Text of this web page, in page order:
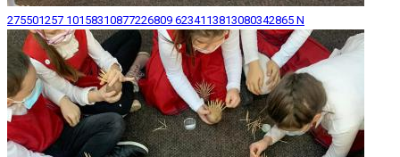
275501257 10158310877226809 6234113813080342865 N